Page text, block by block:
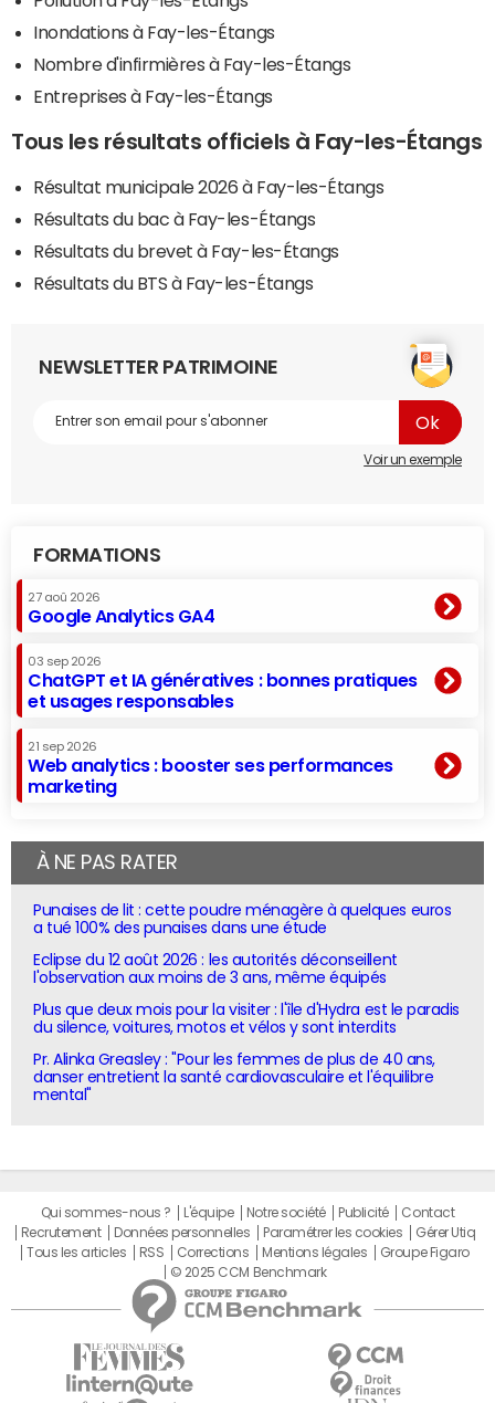
Inondations à Fay-les-Étangs
Nombre d'infirmières à Fay-les-Étangs
Entreprises à Fay-les-Étangs
Tous les résultats officiels à Fay-les-Étangs
Résultat municipale 2026 à Fay-les-Étangs
Résultats du bac à Fay-les-Étangs
Résultats du brevet à Fay-les-Étangs
Résultats du BTS à Fay-les-Étangs
NEWSLETTER PATRIMOINE
Voir un exemple
FORMATIONS
27 aoû 2026
Google Analytics GA4
03 sep 2026
ChatGPT et IA génératives : bonnes pratiques
et usages responsables
21 sep 2026
Web analytics : booster ses performances
marketing
À NE PAS RATER
Punaises de lit : cette poudre ménagère à quelques euros
a tué 100% des punaises dans une étude
Eclipse du 12 août 2026 : les autorités déconseillent
l'observation aux moins de 3 ans, même équipés
Plus que deux mois pour la visiter : l'île d'Hydra est le paradis
du silence, voitures, motos et vélos y sont interdits
Pr. Alinka Greasley : "Pour les femmes de plus de 40 ans,
danser entretient la santé cardiovasculaire et l'équilibre
mental"
Qui sommes-nous ? L'équipe Notre société Publicité
Contact
Recrutement
Données personnelles Paramétrer les cookies
Gérer Utiq
Tous les articles
RSS Corrections Mentions légales
Groupe Figaro
© 2025 CCM Benchmark